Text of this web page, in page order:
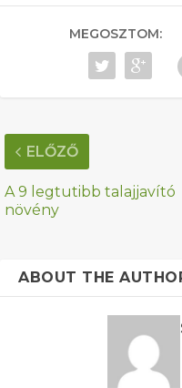
MEGOSZTOM:
ELŐZŐ
A 9 legtutibb talajjavító
növény
ABOUT THE